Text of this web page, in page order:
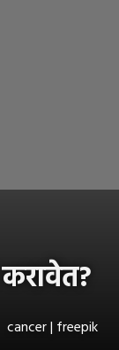
cancer | freepik